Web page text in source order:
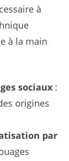
à
à la main
sociaux :
origines
par